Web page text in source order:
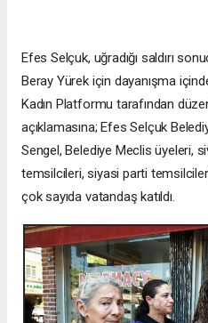
Efes Selçuk, uğradığı saldırı
Beray Yürek için dayanışma
Kadın Platformu tarafından
açıklamasına; Efes Selçuk
Sengel, Belediye Meclis üyeleri,
temsilcileri, siyasi parti
çok sayıda vatandaş katıldı.